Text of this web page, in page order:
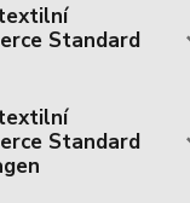
Standard
Standard